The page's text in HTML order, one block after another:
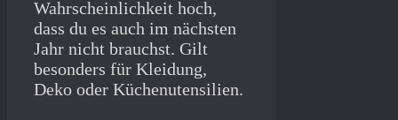
Wahrscheinlichkeit hoch,
dass du es auch im nächsten
Jahr nicht brauchst. Gilt
besonders für Kleidung,
Deko oder Küchenutensilien.